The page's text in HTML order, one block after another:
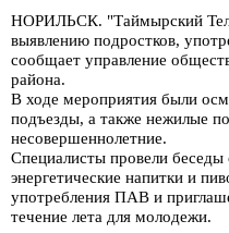
НОРИЛЬСК. "Таймырский
выявлению подростков,
сообщает управление
района.
В ходе мероприятия были
подъезды, а также нежилые
несовершеннолетние.
Специалисты провели
энергетические напитки и
употребления ПАВ и
течение лета для молодежи.